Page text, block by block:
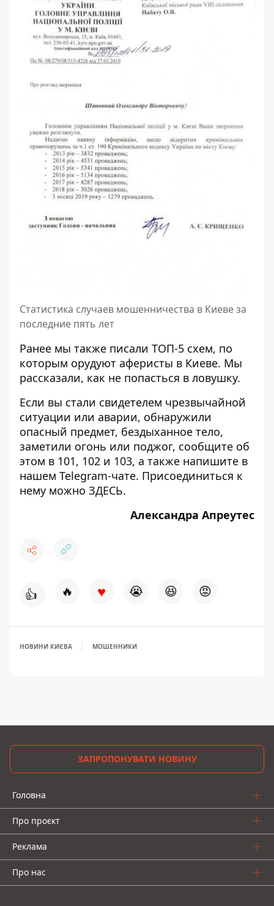
Статистика случаев мошенничества в Киеве за
последние пять лет
Ранее мы также писали ТОП-5 схем, по
которым орудуют аферисты в Киеве. Мы
рассказали, как не попасться в ловушку.
Если вы стали свидетелем чрезвычайной
ситуации или аварии, обнаружили
опасный предмет, бездыханное тело,
заметили огонь или поджог, сообщите об
этом в 101, 102 и 103, а также напишите в
нашем Telegram-чате. Присоединиться к
нему можно ЗДЕСЬ.
Александра Апреутес
👍 🔥 ♥ 😭 😆 😡
НОВИНИ КИЄВА МОШЕННИКИ
ЗАПРОПОНУВАТИ НОВИНУ
Головна
Про проєкт
Реклама
Про нас